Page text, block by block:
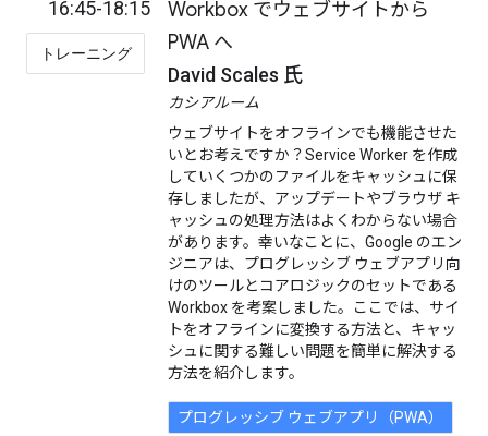
16:45-18:15
トレーニング
Workbox でウェブサイトから
PWA へ
David Scales 氏
カシアルーム
ウェブサイトをオフラインでも機能させた
いとお考えですか？Service Worker を作成
していくつかのファイルをキャッシュに保
存しましたが、アップデートやブラウザ キ
ャッシュの処理方法はよくわからない場合
があります。幸いなことに、Google のエン
ジニアは、プログレッシブ ウェブアプリ向
けのツールとコアロジックのセットである
Workbox を考案しました。ここでは、サイ
トをオフラインに変換する方法と、キャッ
シュに関する難しい問題を簡単に解決する
方法を紹介します。
プログレッシブ ウェブアプリ（PWA）